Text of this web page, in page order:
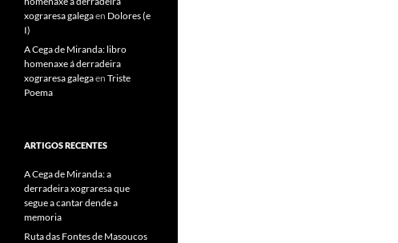
xograresa galegaen Dolores (e
I)
A Cega de Miranda: libro
homenaxe á derradeira
xograresa galegaen Triste
Poema
ARTIGOS RECENTES
A Cega de Miranda: a
derradeira xograresa que
segue a cantar dende a
memoria
Ruta das Fontes de Masoucos